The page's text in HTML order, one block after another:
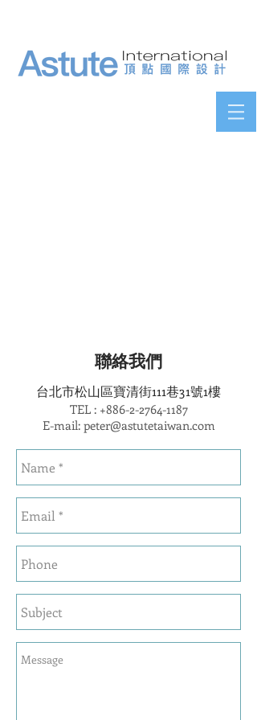
聯絡我們
台北市松山區寶清街111巷31號1樓
TEL : +886-2-2764-1187
E-mail: peter@astutetaiwan.com